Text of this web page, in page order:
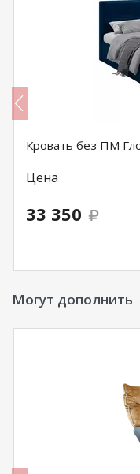
Кровать без ПМ
Цена
33 350
Могут дополнить